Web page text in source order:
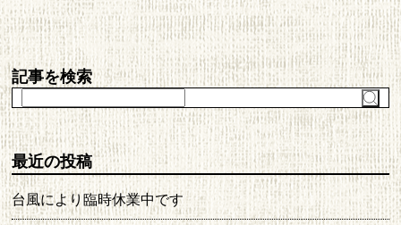
記事を検索
最近の投稿
台風により臨時休業中です